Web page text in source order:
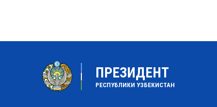
ПРЕЗИДЕНТ
РЕСПУБЛИКИ УЗБЕКИСТАН